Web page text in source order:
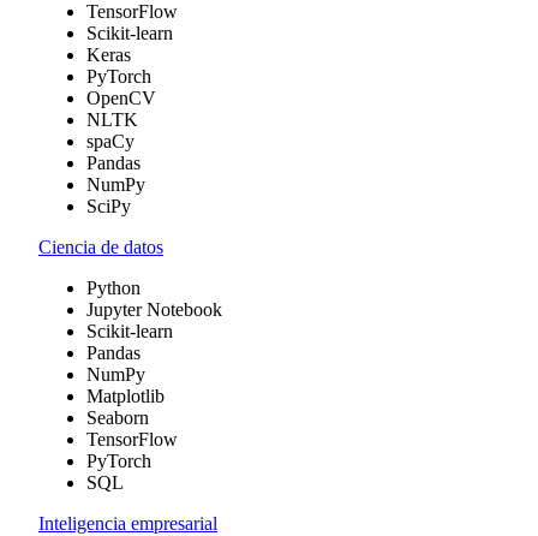
TensorFlow
Scikit-learn
Keras
PyTorch
OpenCV
NLTK
spaCy
Pandas
NumPy
SciPy
Ciencia de datos
Python
Jupyter Notebook
Scikit-learn
Pandas
NumPy
Matplotlib
Seaborn
TensorFlow
PyTorch
SQL
Inteligencia empresarial